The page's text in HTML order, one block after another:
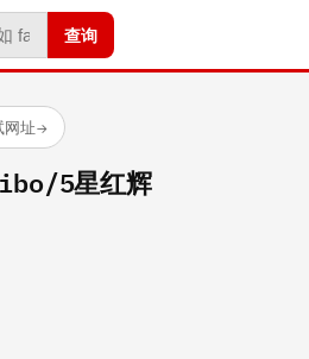
查询
网址→
5星红辉